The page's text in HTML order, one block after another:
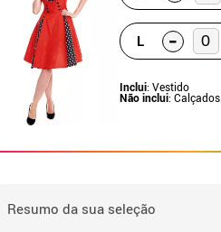
L -
Inclui: Vestido
Não inclui: Calçados
Resumo da sua seleção